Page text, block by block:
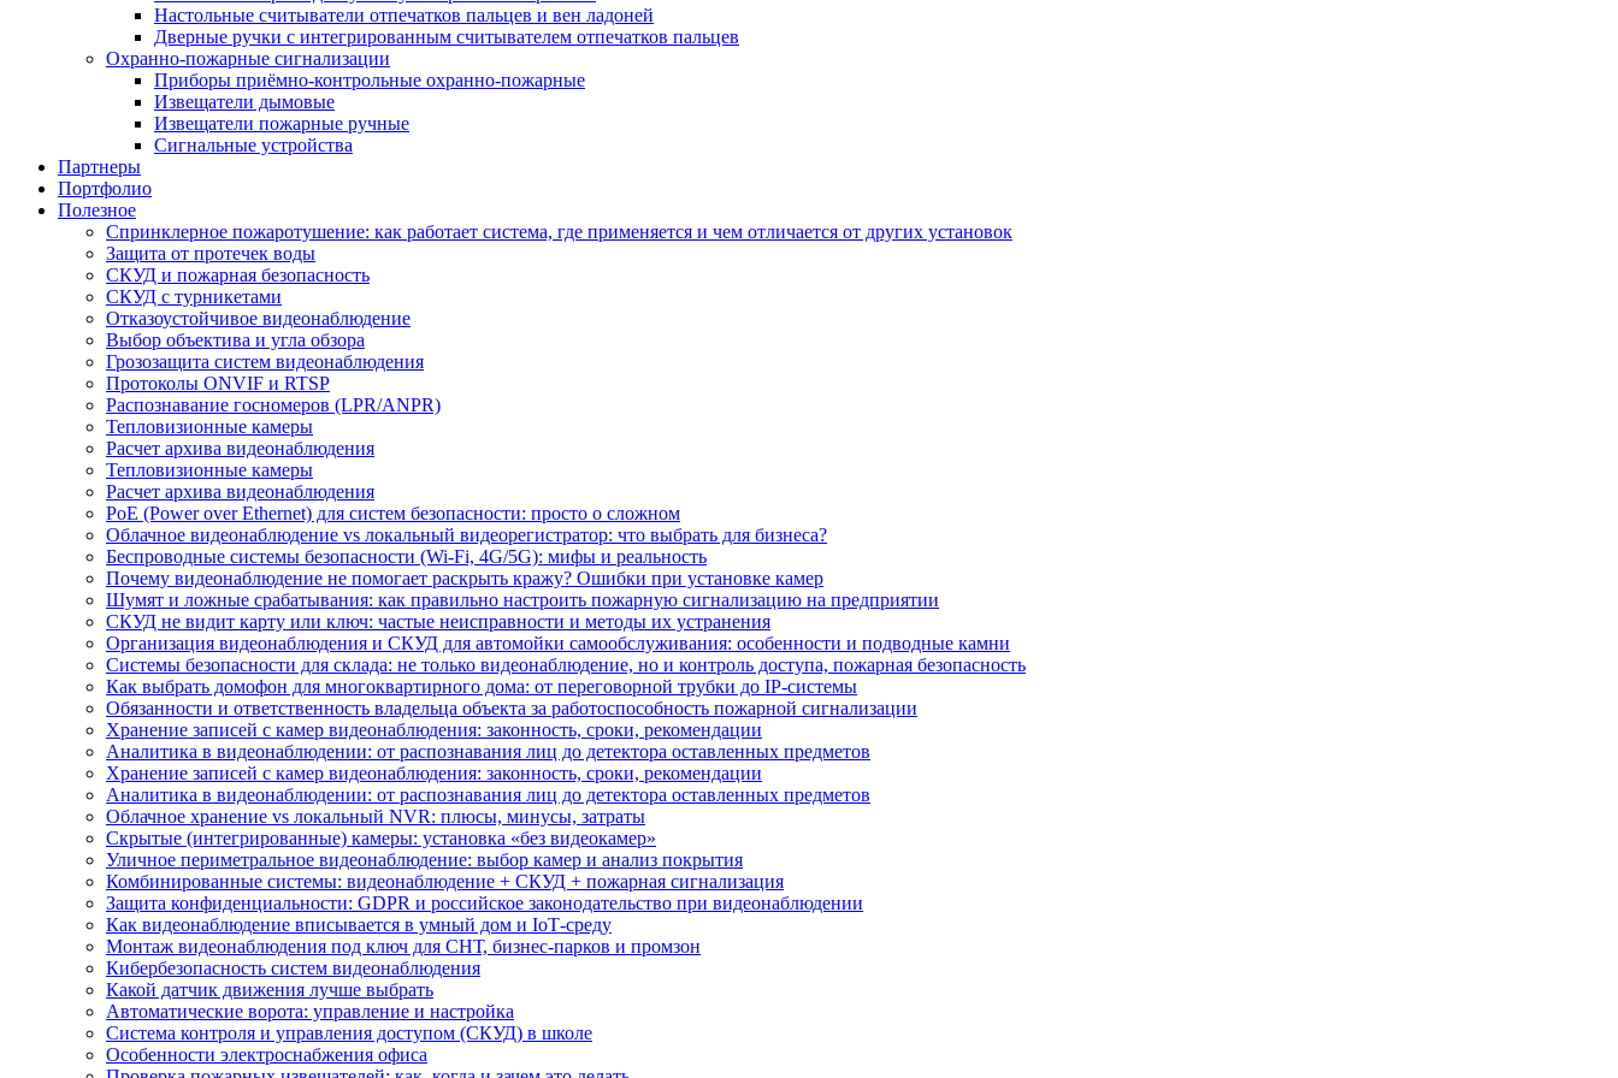
Настольные считыватели отпечатков пальцев и вен ладоней
Дверные ручки с интегрированным считывателем отпечатков пальцев
Охранно-пожарные сигнализации
Приборы приёмно-контрольные охранно-пожарные
Извещатели дымовые
Извещатели пожарные ручные
Сигнальные устройства
Партнеры
Портфолио
Полезное
Спринклерное пожаротушение: как работает система, где применяется и чем отличается от других установок
Защита от протечек воды
СКУД и пожарная безопасность
СКУД с турникетами
Отказоустойчивое видеонаблюдение
Выбор объектива и угла обзора
Грозозащита систем видеонаблюдения
Протоколы ONVIF и RTSP
Распознавание госномеров (LPR/ANPR)
Тепловизионные камеры
Расчет архива видеонаблюдения
Тепловизионные камеры
Расчет архива видеонаблюдения
PoE (Power over Ethernet) для систем безопасности: просто о сложном
Облачное видеонаблюдение vs локальный видеорегистратор: что выбрать для бизнеса?
Беспроводные системы безопасности (Wi-Fi, 4G/5G): мифы и реальность
Почему видеонаблюдение не помогает раскрыть кражу? Ошибки при установке камер
Шумят и ложные срабатывания: как правильно настроить пожарную сигнализацию на предприятии
СКУД не видит карту или ключ: частые неисправности и методы их устранения
Организация видеонаблюдения и СКУД для автомойки самообслуживания: особенности и подводные камни
Системы безопасности для склада: не только видеонаблюдение, но и контроль доступа, пожарная безопасность
Как выбрать домофон для многоквартирного дома: от переговорной трубки до IP-системы
Обязанности и ответственность владельца объекта за работоспособность пожарной сигнализации
Хранение записей с камер видеонаблюдения: законность, сроки, рекомендации
Аналитика в видеонаблюдении: от распознавания лиц до детектора оставленных предметов
Хранение записей с камер видеонаблюдения: законность, сроки, рекомендации
Аналитика в видеонаблюдении: от распознавания лиц до детектора оставленных предметов
Облачное хранение vs локальный NVR: плюсы, минусы, затраты
Скрытые (интегрированные) камеры: установка «без видеокамер»
Уличное периметральное видеонаблюдение: выбор камер и анализ покрытия
Комбинированные системы: видеонаблюдение + СКУД + пожарная сигнализация
Защита конфиденциальности: GDPR и российское законодательство при видеонаблюдении
Как видеонаблюдение вписывается в умный дом и IoT‑среду
Монтаж видеонаблюдения под ключ для СНТ, бизнес‑парков и промзон
Кибербезопасность систем видеонаблюдения
Какой датчик движения лучше выбрать
Автоматические ворота: управление и настройка
Система контроля и управления доступом (СКУД) в школе
Особенности электроснабжения офиса